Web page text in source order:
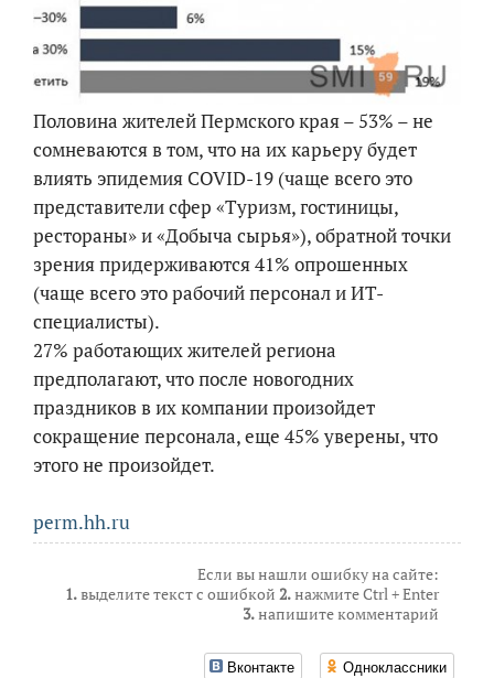
Половина жителей Пермского края – 53% – не
сомневаются в том, что на их карьеру будет
влиять эпидемия COVID-19 (чаще всего это
представители сфер «Туризм, гостиницы,
рестораны» и «Добыча сырья»), обратной точки
зрения придерживаются 41% опрошенных
(чаще всего это рабочий персонал и ИТ-
специалисты).
27% работающих жителей региона
предполагают, что после новогодних
праздников в их компании произойдет
сокращение персонала, еще 45% уверены, что
этого не произойдет.
perm.hh.ru
Если вы нашли ошибку на сайте:
1.выделите текст с ошибкой 2.нажмите Ctrl + Enter
3.напишите комментарий
Вконтакте Одноклассники